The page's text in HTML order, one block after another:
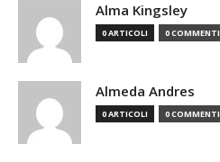
Alma Kingsley
0 ARTICOLI 0 COMMENTI
Almeda Andres
0 ARTICOLI 0 COMMENTI